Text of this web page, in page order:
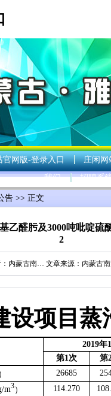
官网版-登录入口
庄闲网
我们
招聘系
告 >> 正文
乙醛肟及3000吨吡啶
2
内蒙古南… 文章来源： 内蒙古
设项目蒸
2019年
第1次 第
） 26685
m3） 114.270